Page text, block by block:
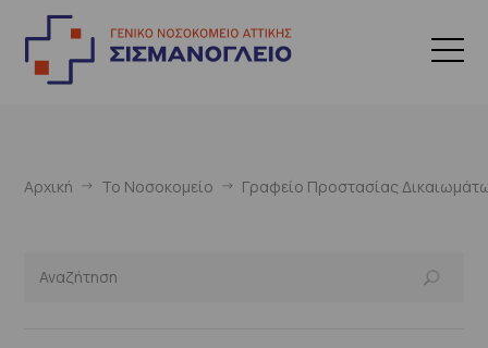
Αρχική Το Νοσοκομείο Γραφείο Προστασίας